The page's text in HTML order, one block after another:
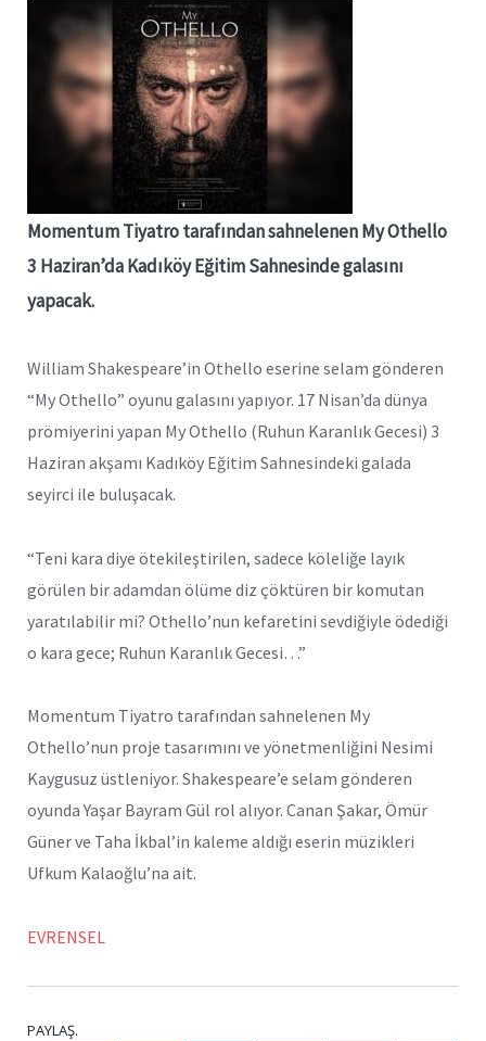
Momentum Tiyatro tarafından sahnelenen My Othello
3 Haziran’da Kadıköy Eğitim Sahnesinde galasını
yapacak.
William Shakespeare’in Othello eserine selam gönderen
“My Othello” oyunu galasını yapıyor. 17 Nisan’da dünya
prömiyerini yapan My Othello (Ruhun Karanlık Gecesi) 3
Haziran akşamı Kadıköy Eğitim Sahnesindeki galada
seyirci ile buluşacak.
“Teni kara diye ötekileştirilen, sadece köleliğe layık
görülen bir adamdan ölüme diz çöktüren bir komutan
yaratılabilir mi? Othello’nun kefaretini sevdiğiyle ödediği
o kara gece; Ruhun Karanlık Gecesi…”
Momentum Tiyatro tarafından sahnelenen My
Othello’nun proje tasarımını ve yönetmenliğini Nesimi
Kaygusuz üstleniyor. Shakespeare’e selam gönderen
oyunda Yaşar Bayram Gül rol alıyor. Canan Şakar, Ömür
Güner ve Taha İkbal’in kaleme aldığı eserin müzikleri
Ufkum Kalaoğlu’na ait.
EVRENSEL
PAYLAŞ.